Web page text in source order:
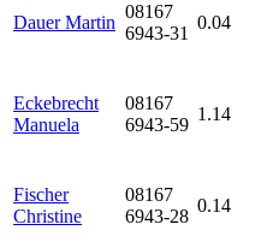
Dauer Martin
08167
6943-31
0.04
Eckebrecht
Manuela
08167
6943-59
1.14
Fischer
Christine
08167
6943-28
0.14